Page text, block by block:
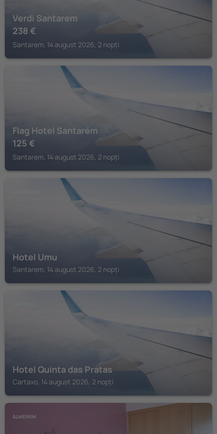
Verdi Santarem
238 €
Santarem, 14 august 2026, 2 nopți
Flag Hotel Santarém
125 €
Santarem, 14 august 2026, 2 nopți
Hotel Umu
Santarem, 14 august 2026, 2 nopți
Hotel Quinta das Pratas
Cartaxo, 14 august 2026, 2 nopți
ALMEIRIM